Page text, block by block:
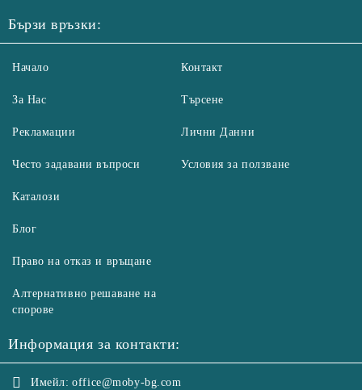
Бързи връзки:
Начало
За Нас
Рекламации
Често задавани въпроси
Контакт
Търсене
Лични Данни
Условия за ползване
Каталози
Блог
Право на отказ и връщане
Алтернативно решаване на
спорове
Информация за контакти:
Имейл: office@moby-bg.com